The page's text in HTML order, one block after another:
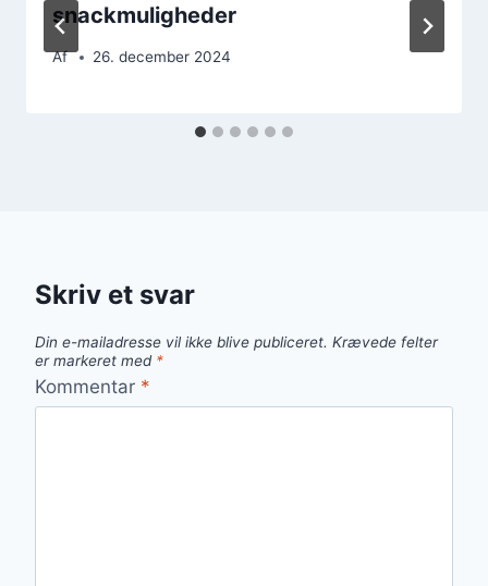
snackmuligheder
Af 26. december 2024
Skriv et svar
Din e-mailadresse vil ikke blive publiceret. Krævede felter
er markeret med *
Kommentar *